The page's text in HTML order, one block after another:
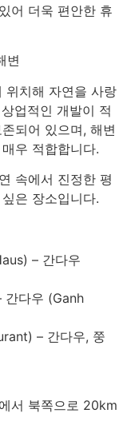
어 더욱 편안한 휴
위치해 자연을 사랑
업적인 개발이 적
되어 있으며, 해변
우 적합합니다.
속에서 진정한 평
은 장소입니다.
– 간다우
다우 (Ganh
– 간다우, 쭝
서 북쪽으로 20km